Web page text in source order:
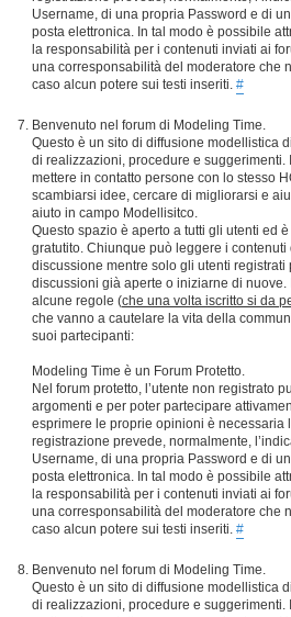
Username, di una propria Password e di
posta elettronica. In tal modo è possibile
la responsabilità per i contenuti inviati ai
una corresponsabilità del moderatore che
caso alcun potere sui testi inseriti. #
Benvenuto nel forum di Modeling Time.
Questo è un sito di diffusione modellistica
di realizzazioni, procedure e suggerimenti.
mettere in contatto persone con lo stesso
scambiarsi idee, cercare di migliorarsi e
aiuto in campo Modellisitco.
Questo spazio è aperto a tutti gli utenti ed
gratutito. Chiunque può leggere i contenuti
discussione mentre solo gli utenti
discussioni già aperte o iniziarne di nuove.
alcune regole (che una volta iscritto si da
che vanno a cautelare la vita della
suoi partecipanti:
Modeling Time è un Forum Protetto.
Nel forum protetto, l’utente non registrato
argomenti e per poter partecipare
esprimere le proprie opinioni è necessaria
registrazione prevede, normalmente,
Username, di una propria Password e di
posta elettronica. In tal modo è possibile
la responsabilità per i contenuti inviati ai
una corresponsabilità del moderatore che
caso alcun potere sui testi inseriti. #
Benvenuto nel forum di Modeling Time.
Questo è un sito di diffusione modellistica
di realizzazioni, procedure e suggerimenti.